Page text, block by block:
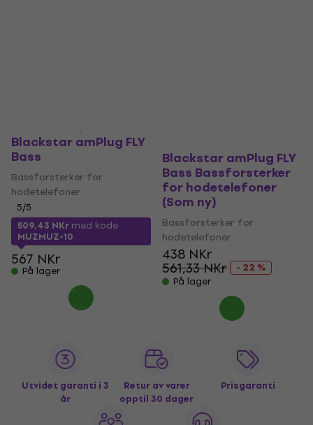
Blackstar amPlug FLY
Bass
Bassforsterker for
hodetelefoner
5/5
509,43 NKrmed kode
MUZMUZ-10
567 NKr
På lager
Blackstar amPlug FLY
Bass Bassforsterker
for hodetelefoner
(Som ny)
Bassforsterker for
hodetelefoner
438 NKr
561,33 NKr
- 22 %
På lager
Utvidet garanti i 3
år
Retur av varer
opptil 30 dager
Prisgaranti